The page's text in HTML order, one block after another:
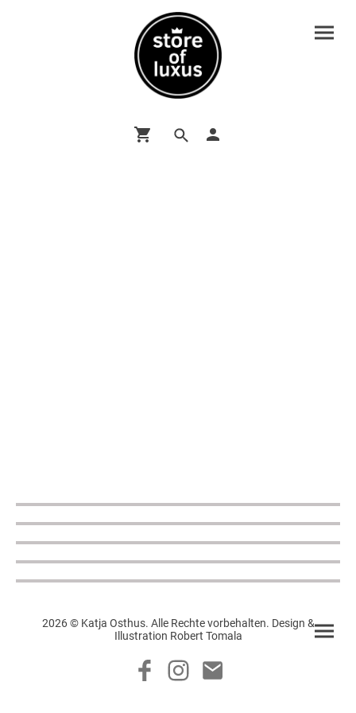
2026 © Katja Osthus. Alle Rechte vorbehalten. Design &
Illustration Robert Tomala